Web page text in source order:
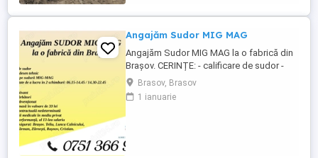
organizat, ...
Angajăm Sudor MIG MAG
Angajăm Sudor MIG MAG la o fabrică din
Brașov. CERINȚE: - calificare de sudor -
cunoștințe desen tehnic - experiență pe
sudură MIG-MAG - disponibilitate pentru
lucru în 2 schimburi: 06.15-14.45 14.30-
Brasov, Brasov
1 ianuarie